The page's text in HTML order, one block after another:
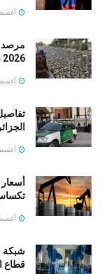
أغسطس
مرصد
2026 في أنهار وأهوار البلاد
أغسطس
الجزائر
أغسطس
أغسطس
شبكة
قطاع